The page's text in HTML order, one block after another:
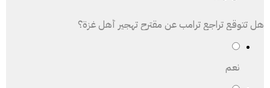
هل تتوقع تراجع ترامب عن مقترح تهجير أهل غزة؟
نعم